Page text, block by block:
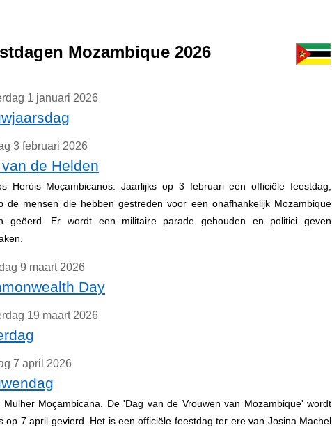
Mozambique 2026
1 januari 2026
3 februari 2026
de Helden
Heróis Moçambicanos. Jaarlijks op 3 februari een officiële feestdag,
de mensen die hebben gestreden voor een onafhankelijk Mozambique
geëerd. Er wordt een militaire parade gehouden en politici geven
9 maart 2026
Day
19 maart 2026
7 april 2026
Mulher Moçambicana. De 'Dag van de Vrouwen van Mozambique' wordt
op 7 april gevierd. Het is een officiële feestdag ter ere van Josina Machel